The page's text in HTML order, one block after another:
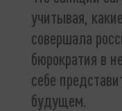
учитывая,
совершала
бюрократия в
себе
будущем.